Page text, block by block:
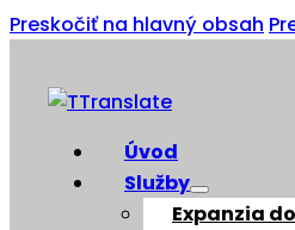
Preskočiť na hlavný obsah
Úvod
Služby
Expanzia